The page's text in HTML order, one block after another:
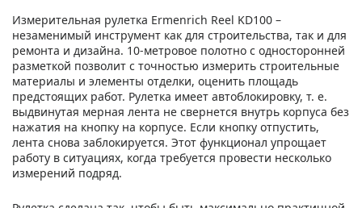
Измерительная рулетка Ermenrich Reel KD100 –
незаменимый инструмент как для строительства, так и для
ремонта и дизайна. 10-метровое полотно с односторонней
разметкой позволит с точностью измерить строительные
материалы и элементы отделки, оценить площадь
предстоящих работ. Рулетка имеет автоблокировку, т. е.
выдвинутая мерная лента не свернется внутрь корпуса без
нажатия на кнопку на корпусе. Если кнопку отпустить,
лента снова заблокируется. Этот функционал упрощает
работу в ситуациях, когда требуется провести несколько
измерений подряд.